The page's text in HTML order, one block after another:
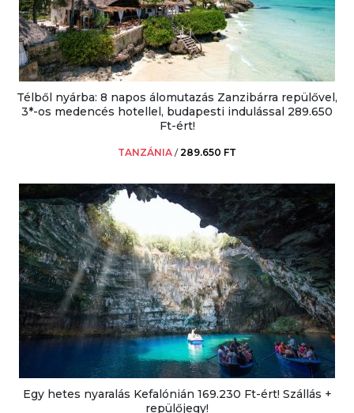
Télből nyárba: 8 napos álomutazás Zanzibárra repülővel,
3*-os medencés hotellel, budapesti indulással 289.650
Ft-ért!
TANZÁNIA /289.650 FT
Egy hetes nyaralás Kefalónián 169.230 Ft-ért! Szállás +
repülőjegy!